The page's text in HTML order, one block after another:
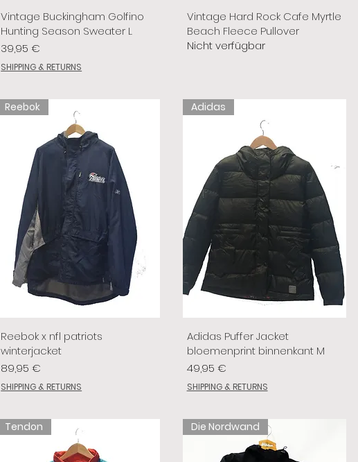
Vintage Buckingham Golfino
Hunting Season Sweater L
Preis
39,95 €
SHIPPING & RETURNS
Vintage Hard Rock Cafe Myrtle
Beach Fleece Pullover
Nicht verfügbar
Reebok
Reebok x nfl patriots
winterjacket
Preis
89,95 €
SHIPPING & RETURNS
Adidas
Adidas Puffer Jacket
bloemenprint binnenkant M
Preis
49,95 €
SHIPPING & RETURNS
Tendon Die Nordwand